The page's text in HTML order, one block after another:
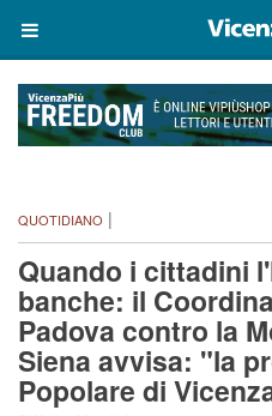
QUOTIDIANO |
Quando i cittadini
banche: il
Padova contro la
Siena avvisa: "la
Popolare di